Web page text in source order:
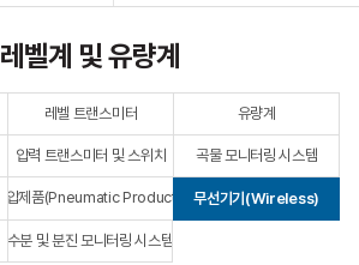
레벨계 및 유량계
레벨 트랜스미터 유량계
압력 트랜스미터 및 스위치 곡물 모니터링 시스템
공압제품(Pneumatic Products) 무선기기(Wireless)
수분 및 분진 모니터링 시스템